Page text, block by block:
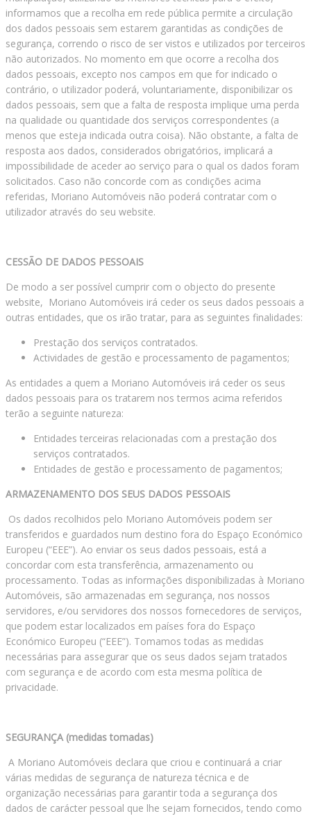
informamos que a recolha em rede pública permite a circulação
dos dados pessoais sem estarem garantidas as condições de
segurança, correndo o risco de ser vistos e utilizados por terceiros
não autorizados. No momento em que ocorre a recolha dos
dados pessoais, excepto nos campos em que for indicado o
contrário, o utilizador poderá, voluntariamente, disponibilizar os
dados pessoais, sem que a falta de resposta implique uma perda
na qualidade ou quantidade dos serviços correspondentes (a
menos que esteja indicada outra coisa). Não obstante, a falta de
resposta aos dados, considerados obrigatórios, implicará a
impossibilidade de aceder ao serviço para o qual os dados foram
solicitados. Caso não concorde com as condições acima
referidas, Moriano Automóveis não poderá contratar com o
utilizador através do seu website.
CESSÃO DE DADOS PESSOAIS
De modo a ser possível cumprir com o objecto do presente
website, Moriano Automóveis irá ceder os seus dados pessoais a
outras entidades, que os irão tratar, para as seguintes finalidades:
Prestação dos serviços contratados.
Actividades de gestão e processamento de pagamentos;
As entidades a quem a Moriano Automóveis irá ceder os seus
dados pessoais para os tratarem nos termos acima referidos
terão a seguinte natureza:
Entidades terceiras relacionadas com a prestação dos
serviços contratados.
Entidades de gestão e processamento de pagamentos;
ARMAZENAMENTO DOS SEUS DADOS PESSOAIS
Os dados recolhidos pelo Moriano Automóveis podem ser
transferidos e guardados num destino fora do Espaço Económico
Europeu (“EEE”). Ao enviar os seus dados pessoais, está a
concordar com esta transferência, armazenamento ou
processamento. Todas as informações disponibilizadas à Moriano
Automóveis, são armazenadas em segurança, nos nossos
servidores, e/ou servidores dos nossos fornecedores de serviços,
que podem estar localizados em países fora do Espaço
Económico Europeu (“EEE”). Tomamos todas as medidas
necessárias para assegurar que os seus dados sejam tratados
com segurança e de acordo com esta mesma política de
privacidade.
SEGURANÇA (medidas tomadas)
A Moriano Automóveis declara que criou e continuará a criar
várias medidas de segurança de natureza técnica e de
organização necessárias para garantir toda a segurança dos
dados de carácter pessoal que lhe sejam fornecidos, tendo como